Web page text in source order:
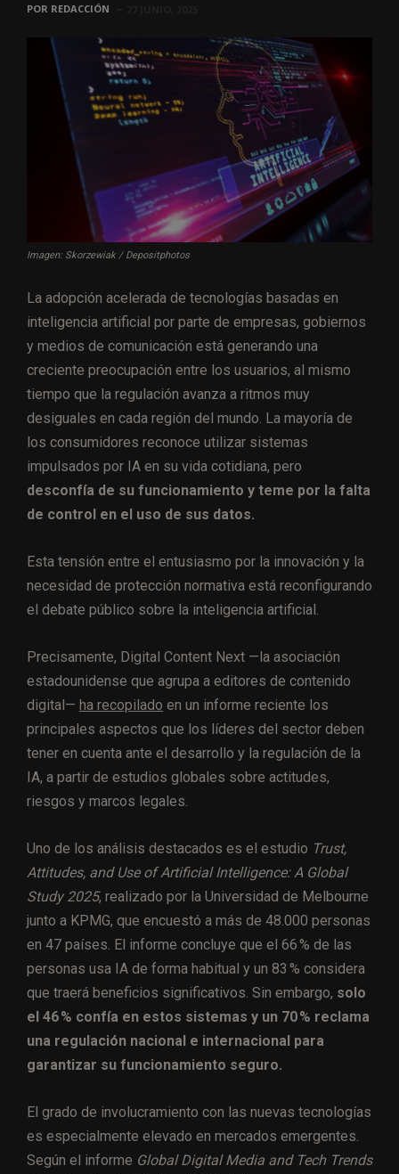
POR REDACCIÓN
Imagen: Skorzewiak / Depositphotos
La adopción acelerada de tecnologías basadas en
inteligencia artificial por parte de empresas, gobiernos
y medios de comunicación está generando una
creciente preocupación entre los usuarios, al mismo
tiempo que la regulación avanza a ritmos muy
desiguales en cada región del mundo. La mayoría de
los consumidores reconoce utilizar sistemas
impulsados por IA en su vida cotidiana, pero
desconfía de su funcionamiento y teme por la falta
de control en el uso de sus datos.
Esta tensión entre el entusiasmo por la innovación y la
necesidad de protección normativa está reconfigurando
el debate público sobre la inteligencia artificial.
Precisamente, Digital Content Next —la asociación
estadounidense que agrupa a editores de contenido
digital— ha recopilado en un informe reciente los
principales aspectos que los líderes del sector deben
tener en cuenta ante el desarrollo y la regulación de la
IA, a partir de estudios globales sobre actitudes,
riesgos y marcos legales.
Uno de los análisis destacados es el estudio Trust,
Attitudes, and Use of Artificial Intelligence: A Global
Study 2025, realizado por la Universidad de Melbourne
junto a KPMG, que encuestó a más de 48.000 personas
en 47 países. El informe concluye que el 66 % de las
personas usa IA de forma habitual y un 83 % considera
que traerá beneficios significativos. Sin embargo, solo
el 46 % confía en estos sistemas y un 70 % reclama
una regulación nacional e internacional para
garantizar su funcionamiento seguro.
El grado de involucramiento con las nuevas tecnologías
es especialmente elevado en mercados emergentes.
Según el informe Global Digital Media and Tech Trends